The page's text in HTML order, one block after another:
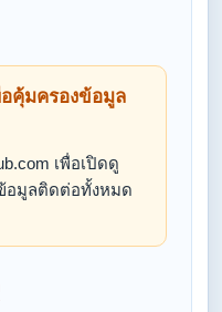
คุ้มครองข้อมูล
เพื่อเปิดดู
ข้อมูลติดต่อทั้งหมด